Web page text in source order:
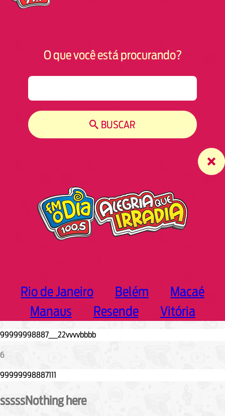
O que você está procurando?
BUSCAR
Rio de Janeiro Belém
Macaé
Manaus
Resende Vitória
6
sssssNothing here